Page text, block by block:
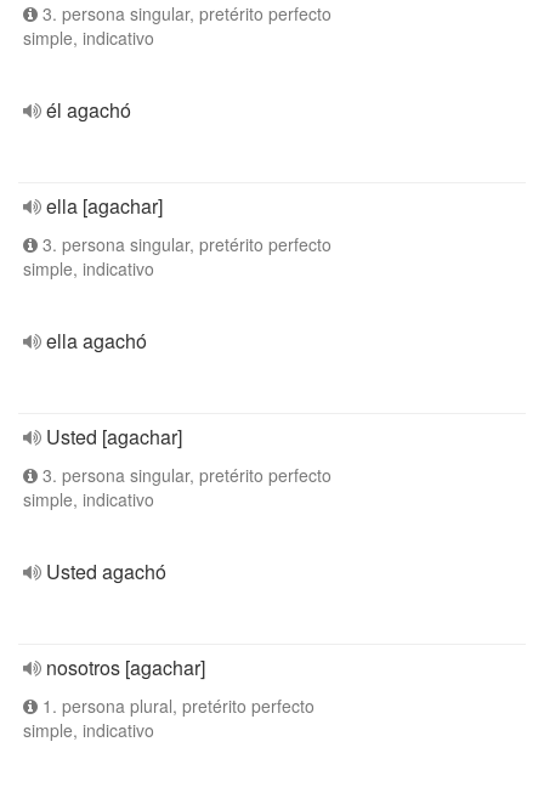
3. persona singular, pretérito perfecto
simple, indicativo
él agachó
ella [agachar]
3. persona singular, pretérito perfecto
simple, indicativo
ella agachó
Usted [agachar]
3. persona singular, pretérito perfecto
simple, indicativo
Usted agachó
nosotros [agachar]
1. persona plural, pretérito perfecto
simple, indicativo